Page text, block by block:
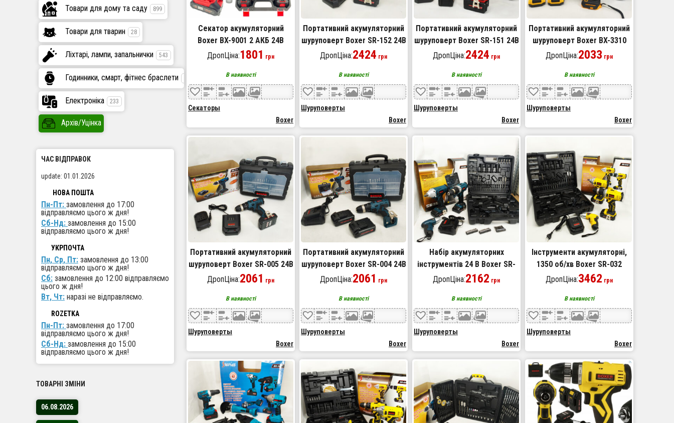
Секатор акумуляторний
Boxer BX-9001 2 АКБ 24В
ДропЦіна:1801 грн
В наявності
Секаторы
Boxer
Портативний акумуляторний
шуруповерт Boxer SR-152 24В
ДропЦіна:2424 грн
В наявності
Шуруповерты
Boxer
Портативний акумуляторний
шуруповерт Boxer SR-151 24В
ДропЦіна:2424 грн
В наявності
Шуруповерты
Boxer
Портативний акумуляторний
шуруповерт Boxer BX-3310
24В
ДропЦіна:2033 грн
В наявності
Шуруповерты
Boxer
Портативний акумуляторний
шуруповерт Boxer SR-005 24В
ДропЦіна:2061 грн
В наявності
Шуруповерты
Boxer
Портативний акумуляторний
шуруповерт Boxer SR-004 24В
ДропЦіна:2061 грн
В наявності
Шуруповерты
Boxer
Набір акумуляторних
інструментів 24 В Boxer SR-
033 набір гайковерт
ДропЦіна:2162 грн
В наявності
Шуруповерты
Boxer
Інструменти акумуляторні,
1350 об/хв Boxer SR-032
дрель гайковерт набір
ДропЦіна:3462 грн
В наявності
Шуруповерты
Boxer
Товари для дому та саду 899
Товари для тварин 28
Ліхтарі, лампи, запальнички 543
Годинники, смарт, фітнес браслети
Електроніка 233
Архів/Уцінка
ЧАС ВІДПРАВОК
update: 01.01.2026
НОВА ПОШТА
Пн-Пт: замовлення до 17:00
відправляємо цього ж дня!
Сб-Нд: замовлення до 15:00
відправляємо цього ж дня!
УКРПОЧТА
Пн, Ср, Пт: замовлення до 13:00
відправляємо цього ж дня!
Сб: замовлення до 12:00 відправляємо
цього ж дня!
Вт, Чт: наразі не відправляємо.
ROZETKA
Пн-Пт: замовлення до 17:00
відправляємо цього ж дня!
Сб-Нд: замовлення до 15:00
відправляємо цього ж дня!
ТОВАРНІ ЗМІНИ
06.08.2026